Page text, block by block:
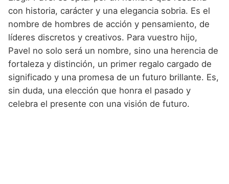
con historia, carácter y una elegancia sobria. Es el
nombre de hombres de acción y pensamiento, de
líderes discretos y creativos. Para vuestro hijo,
Pavel no solo será un nombre, sino una herencia de
fortaleza y distinción, un primer regalo cargado de
significado y una promesa de un futuro brillante. Es,
sin duda, una elección que honra el pasado y
celebra el presente con una visión de futuro.